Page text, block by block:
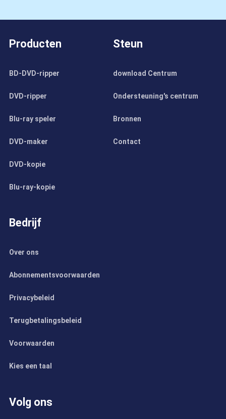
Producten
BD-DVD-ripper
DVD-ripper
Blu-ray speler
DVD-maker
DVD-kopie
Blu-ray-kopie
Steun
download Centrum
Ondersteuning's centrum
Bronnen
Contact
Bedrijf
Over ons
Abonnementsvoorwaarden
Privacybeleid
Terugbetalingsbeleid
Voorwaarden
Kies een taal
Volg ons